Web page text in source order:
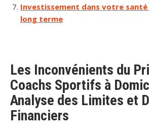
Investissement dans votre
long terme
Les Inconvénients du
Coachs Sportifs à
Analyse des Limites et
Financiers